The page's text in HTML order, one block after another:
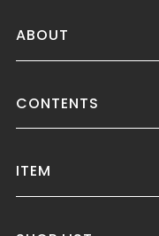
ABOUT
CONTENTS
ITEM